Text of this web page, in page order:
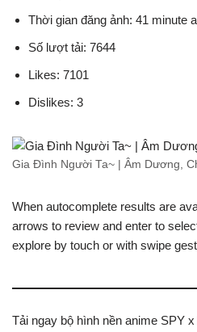
Thời gian đăng ảnh: 41 minute
Số lượt tải: 7644
Likes: 7101
Dislikes: 3
Gia Đình Người Ta~ | Âm Dương,
When autocomplete results are
arrows to review and enter to
explore by touch or with swipe
Tải ngay bộ hình nền anime SPY